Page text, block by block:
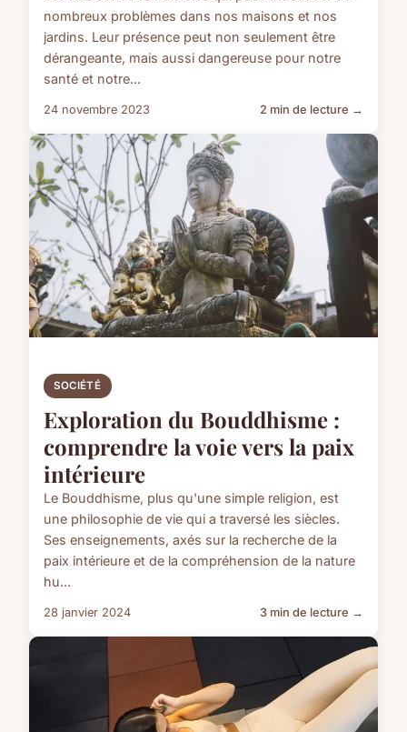
nombreux problèmes dans nos maisons et nos
jardins. Leur présence peut non seulement être
dérangeante, mais aussi dangereuse pour notre
santé et notre...
24 novembre 2023 2 min de lecture →
SOCIÉTÉ
Exploration du Bouddhisme :
comprendre la voie vers la paix
intérieure
Le Bouddhisme, plus qu'une simple religion, est
une philosophie de vie qui a traversé les siècles.
Ses enseignements, axés sur la recherche de la
paix intérieure et de la compréhension de la nature
hu...
28 janvier 2024 3 min de lecture →